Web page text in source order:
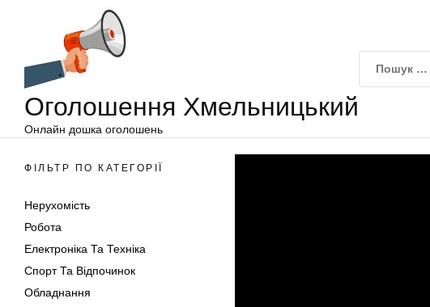
Оголошення Хмельницький
Онлайн дошка оголошень
ФІЛЬТР ПО КАТЕГОРІЇ
Нерухомість
Робота
Електроніка Та Техніка
Спорт Та Відпочинок
Обладнання